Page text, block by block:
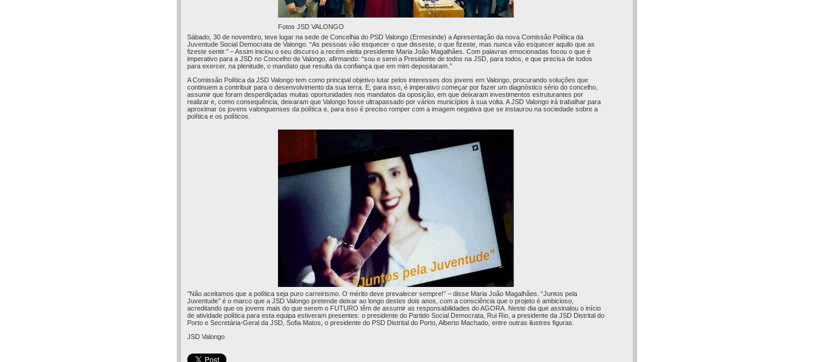
Fotos JSD VALONGO
Sábado, 30 de novembro, teve lugar na sede de Concelhia do PSD Valongo (Ermesinde) a Apresentação da nova Comissão Política da
Juventude Social Democrata de Valongo. “As pessoas vão esquecer o que disseste, o que fizeste, mas nunca vão esquecer aquilo que as
fizeste sentir.’’ – Assim iniciou o seu discurso a recém eleita presidente Maria João Magalhães. Com palavras emocionadas focou o que é
imperativo para a JSD no Concelho de Valongo, afirmando: “sou e serei a Presidente de todos na JSD, para todos, e que precisa de todos
para exercer, na plenitude, o mandato que resulta da confiança que em mim depositaram.’’
A Comissão Política da JSD Valongo tem como principal objetivo lutar pelos interesses dos jovens em Valongo, procurando soluções que
continuem a contribuir para o desenvolvimento da sua terra. E, para isso, é imperativo começar por fazer um diagnóstico sério do concelho,
assumir que foram desperdiçadas muitas oportunidades nos mandatos da oposição, em que deixaram investimentos estruturantes por
realizar e, como consequência, deixaram que Valongo fosse ultrapassado por vários municípios à sua volta. A JSD Valongo irá trabalhar para
aproximar os jovens valonguenses da política e, para isso é preciso romper com a imagem negativa que se instaurou na sociedade sobre a
política e os políticos.
‘’Não aceitamos que a política seja puro carreirismo. O mérito deve prevalecer sempre!’’ – disse Maria João Magalhães. “Juntos pela
Juventude’’ é o marco que a JSD Valongo pretende deixar ao longo destes dois anos, com a consciência que o projeto é ambicioso,
acreditando que os jovens mais do que serem o FUTURO têm de assumir as responsabilidades do AGORA. Neste dia que assinalou o início
de atividade política para esta equipa estiveram presentes: o presidente do Partido Social Democrata, Rui Rio, a presidente da JSD Distrital do
Porto e Secretária-Geral da JSD, Sofia Matos, o presidente do PSD Distrital do Porto, Alberto Machado, entre outras ilustres figuras.
JSD Valongo